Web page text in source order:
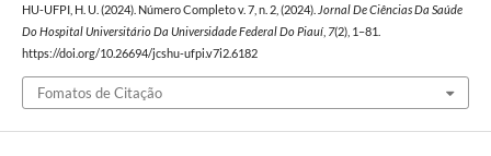
HU-UFPI, H. U. (2024). Número Completo v. 7, n. 2, (2024). Jornal De Ciências Da Saúde
Do Hospital Universitário Da Universidade Federal Do Piauí, 7(2), 1–81.
https://doi.org/10.26694/jcshu-ufpi.v7i2.6182
Fomatos de Citação